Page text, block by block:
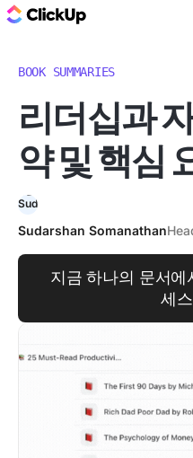
BOOK SUMMARIES
리더십과
약 및 핵심
Sudarshan Somanathan
지금 하나의 문서
세